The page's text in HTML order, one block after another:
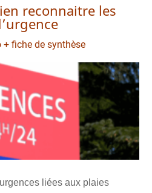
reconnaitre les
fiche de synthèse
liées aux plaies